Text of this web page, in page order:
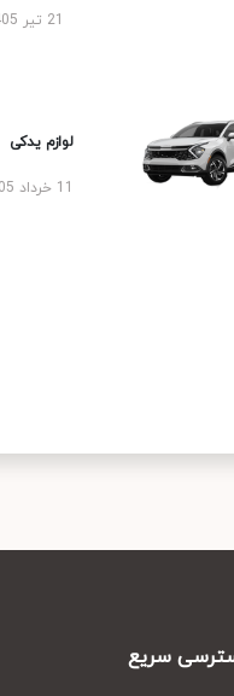
لوازم یدکی
سریع